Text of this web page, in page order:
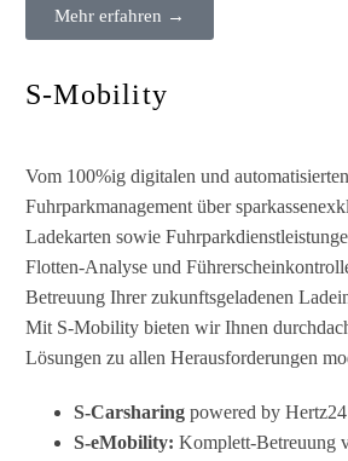
Mehr erfahren →
S-Mobility
Vom 100%ig digitalen und automatisierten
Fuhrparkmanagement über
Ladekarten sowie
Flotten-Analyse und
Betreuung Ihrer zukunftsgeladenen
Mit S-Mobility bieten wir Ihnen
Lösungen zu allen Herausforderungen
S-Carsharing powered by Hertz24
S-eMobility: Komplett-Betreuung